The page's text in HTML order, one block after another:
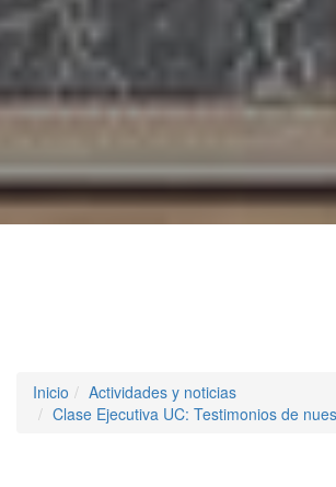
Inicio
Actividades y noticias
Clase Ejecutiva UC: Testimonios de